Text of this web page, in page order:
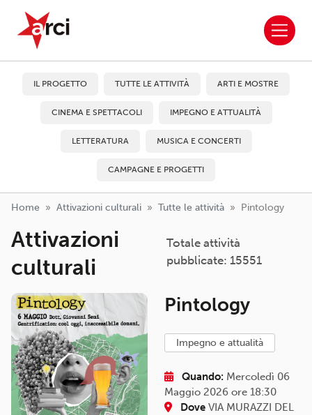
Salta al contenuto principale
ARCI APS
IL PROGETTO TUTTE LE ATTIVITÀ ARTI E MOSTRE
CINEMA E SPETTACOLI IMPEGNO E ATTUALITÀ
LETTERATURA MUSICA E CONCERTI
CAMPAGNE E PROGETTI
Home Attivazioni culturali Tutte le attività Pintology
Attivazioni
culturali
Totale attività
pubblicate: 15551
Pintology
impegno e attualità
Quando: Mercoledì 06
Maggio 2026 ore 18:30
Dove VIA MURAZZI DEL